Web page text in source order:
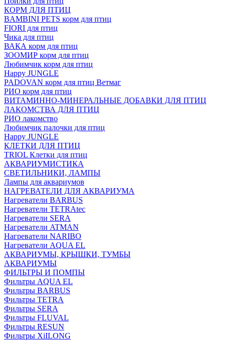
КОРМ ДЛЯ ПТИЦ
BAMBINI PETS корм для птиц
FIORI для птиц
Чика для птиц
ВАКА корм для птиц
ЗООМИР корм для птиц
Любимчик корм для птиц
Happy JUNGLE
PADOVAN корм для птиц Ветмаг
РИО корм для птиц
ВИТАМИННО-МИНЕРАЛЬНЫЕ ДОБАВКИ ДЛЯ ПТИЦ
ЛАКОМСТВА ДЛЯ ПТИЦ
РИО лакомство
Любимчик палочки для птиц
Happy JUNGLE
КЛЕТКИ ДЛЯ ПТИЦ
TRIOL Клетки для птиц
АКВАРИУМИСТИКА
СВЕТИЛЬНИКИ, ЛАМПЫ
Лампы для аквариумов
НАГРЕВАТЕЛИ ДЛЯ АКВАРИУМА
Нагреватели BARBUS
Нагреватели TETRAtec
Нагреватели SERA
Нагреватели ATMAN
Нагреватели NARIBO
Нагреватели AQUA EL
АКВАРИУМЫ, КРЫШКИ, ТУМБЫ
АКВАРИУМЫ
ФИЛЬТРЫ И ПОМПЫ
Фильтры AQUA EL
Фильтры BARBUS
Фильтры ТETRA
Фильтры SERA
Фильтры FLUVAL
Фильтры RESUN
Фильтры XiILONG